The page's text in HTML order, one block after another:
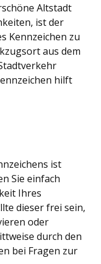
Altstadt
ist der
Kennzeichen zu
aus dem
hilft
ist
Sie einfach
Ihres
dieser frei sein,
oder
durch den
bei Fragen zur